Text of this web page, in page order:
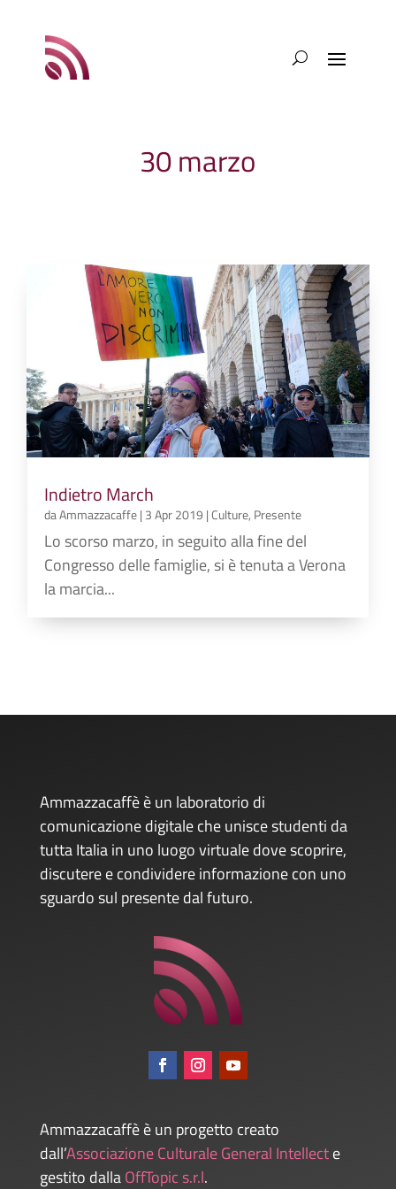
30 marzo
Indietro March
daAmmazzacaffe| 3 Apr 2019 |Culture, Presente
Lo scorso marzo, in seguito alla fine del
Congresso delle famiglie, si è tenuta a Verona
la marcia...
Ammazzacaffè è un laboratorio di
comunicazione digitale che unisce studenti da
tutta Italia in uno luogo virtuale dove scoprire,
discutere e condividere informazione con uno
sguardo sul presente dal futuro.
Ammazzacaffè è un progetto creato
dall’Associazione Culturale General Intellecte
gestito dallaOffTopic s.r.l.